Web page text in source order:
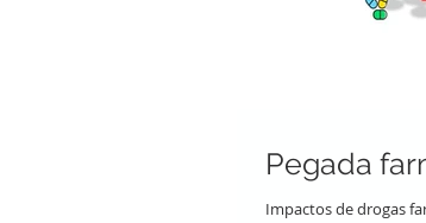
Pegada
Impactos de drogas